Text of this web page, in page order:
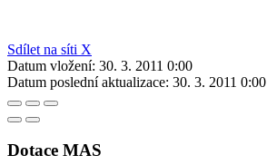
Sdílet na síti X
Datum vložení: 30. 3. 2011 0:00
Datum poslední aktualizace: 30. 3. 2011 0:00
Dotace MAS